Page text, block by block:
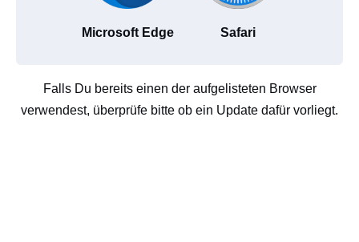
Microsoft Edge Safari
Falls Du bereits einen der aufgelisteten Browser
verwendest, überprüfe bitte ob ein Update dafür vorliegt.